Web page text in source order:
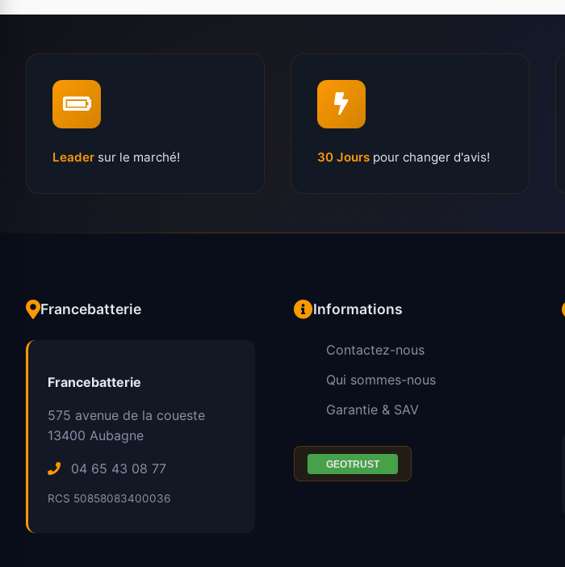
Leader sur le marché! 30 Jours pour changer d'avis!
Francebatterie
Francebatterie
575 avenue de la coueste
13400 Aubagne
04 65 43 08 77
RCS 50858083400036
Informations
Contactez-nous
Qui sommes-nous
Garantie & SAV